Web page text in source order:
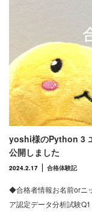
yoshi様のPython 3
公開しました
2024.2.17 合格体験記
◆合格者情報お名前orニ
ア認定データ分析試験